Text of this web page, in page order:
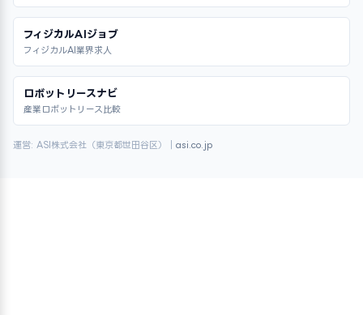
フィジカルAIジョブ
フィジカルAI業界求人
ロボットリースナビ
産業ロボットリース比較
運営: ASI株式会社（東京都世田谷区）｜ asi.co.jp